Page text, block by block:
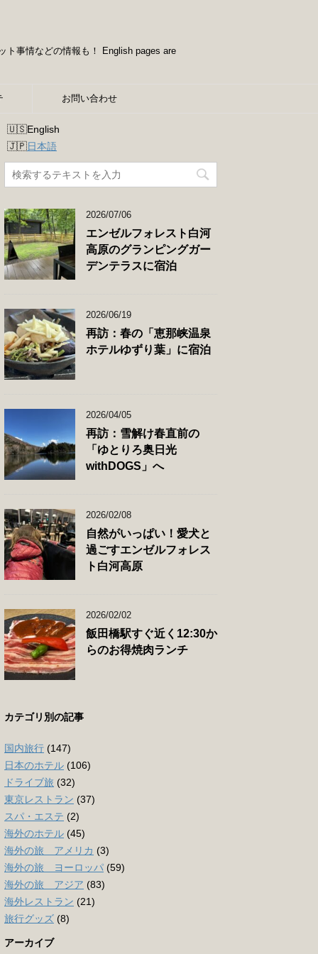
ト事情などの情報も！ English pages are
お問い合わせ
English
日本語
2026/07/06
エンゼルフォレスト白河
高原のグランピングガー
デンテラスに宿泊
2026/06/19
再訪：春の「恵那峡温泉
ホテルゆずり葉」に宿泊
2026/04/05
再訪：雪解け春直前の
「ゆとりろ奥日光
withDOGS」へ
2026/02/08
自然がいっぱい！愛犬と
過ごすエンゼルフォレス
ト白河高原
2026/02/02
飯田橋駅すぐ近く12:30か
らのお得焼肉ランチ
カテゴリ別の記事
国内旅行 (147)
日本のホテル (106)
ドライブ旅 (32)
東京レストラン (37)
スパ・エステ (2)
海外のホテル (45)
海外の旅 アメリカ (3)
海外の旅 ヨーロッパ (59)
海外の旅 アジア (83)
海外レストラン (21)
旅行グッズ (8)
アーカイブ